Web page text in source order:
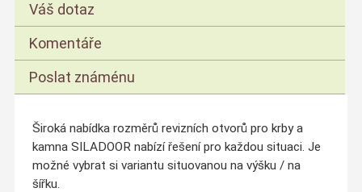
Váš dotaz
Komentáře
Poslat známénu
Široká nabídka rozměrů revizních otvorů pro krby a
kamna SILADOOR nabízí řešení pro každou situaci. Je
možné vybrat si variantu situovanou na výšku / na
šířku.